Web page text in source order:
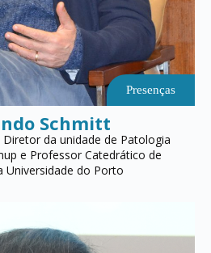
Presenças
Schmitt
da unidade de Patologia
e Professor Catedrático de
Universidade do Porto